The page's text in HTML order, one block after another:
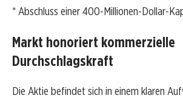
* Abschluss einer 400-Millionen-Dollar-
Markt honoriert kommerzielle
Durchschlagskraft
Die Aktie befindet sich in einem klaren